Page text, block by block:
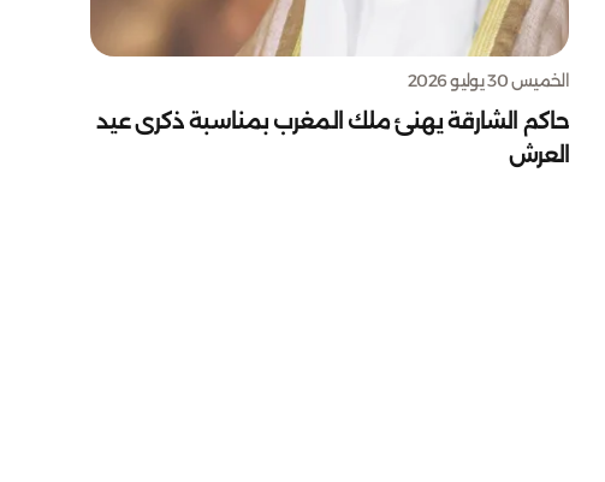
الخميس 30 يوليو 2026
حاكم الشارقة يهنئ ملك المغرب بمناسبة ذكرى عيد
العرش